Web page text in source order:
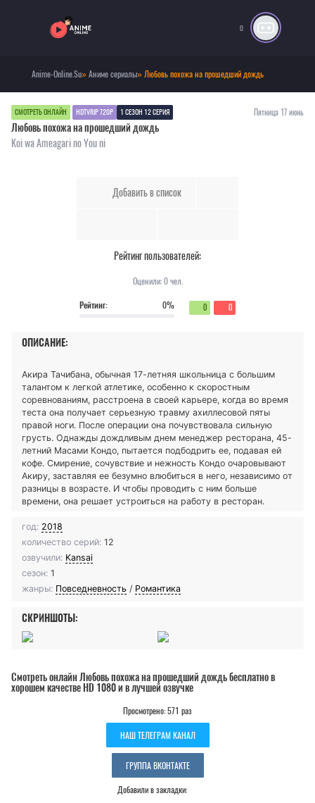
0
Anime-Online.Su»Аниме сериалы» Любовь похожа на прошедший дождь
СМОТРЕТЬ ОНЛАЙН HDTVRIP 720P 1 СЕЗОН 12 СЕРИЯ Пятница 17 июнь
Любовь похожа на прошедший дождь
Koi wa Ameagari no You ni
Добавить в список
Рейтинг пользователей:
Оценили:0чел.
Рейтинг:
0% 0 0
ОПИСАНИЕ:
Акира Тачибана, обычная 17-летняя школьница с большим
талантом к легкой атлетике, особенно к скоростным
соревнованиям, расстроена в своей карьере, когда во время
теста она получает серьезную травму ахиллесовой пяты
правой ноги. После операции она почувствовала сильную
грусть. Однажды дождливым днем менеджер ресторана, 45-
летний Масами Кондо, пытается подбодрить ее, подавая ей
кофе. Смирение, сочувствие и нежность Кондо очаровывают
Акиру, заставляя ее безумно влюбиться в него, независимо от
разницы в возрасте. И чтобы проводить с ним больше
времени, она решает устроиться на работу в ресторан.
год: 2018
количество серий: 12
озвучили: Kansai
сезон: 1
жанры: Повседневность / Романтика
СКРИНШОТЫ:
Смотреть онлайн Любовь похожа на прошедший дождь бесплатно в
хорошем качестве HD 1080 и в лучшей озвучке
Просмотрено: 571 раз
НАШ ТЕЛЕГРАМ КАНАЛ
ГРУППА ВКОНТАКТЕ
Добавили в закладки: